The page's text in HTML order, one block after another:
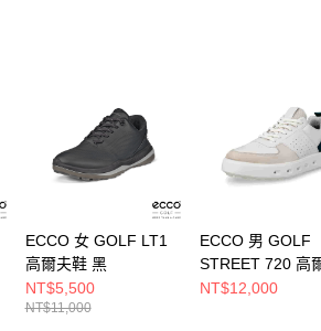
ECCO 女 GOLF LT1
高爾夫鞋 黑
NT$5,500
NT$11,000
ECCO 男 GOLF
STREET 720 高
鞋 石灰/白/灣岸綠
NT$12,000